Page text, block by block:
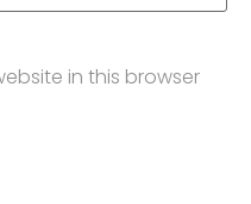
in this browser